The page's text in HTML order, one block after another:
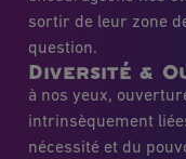
sortir de leur zone
question.
Diversité &
à nos yeux,
intrinsèquement
nécessité et du